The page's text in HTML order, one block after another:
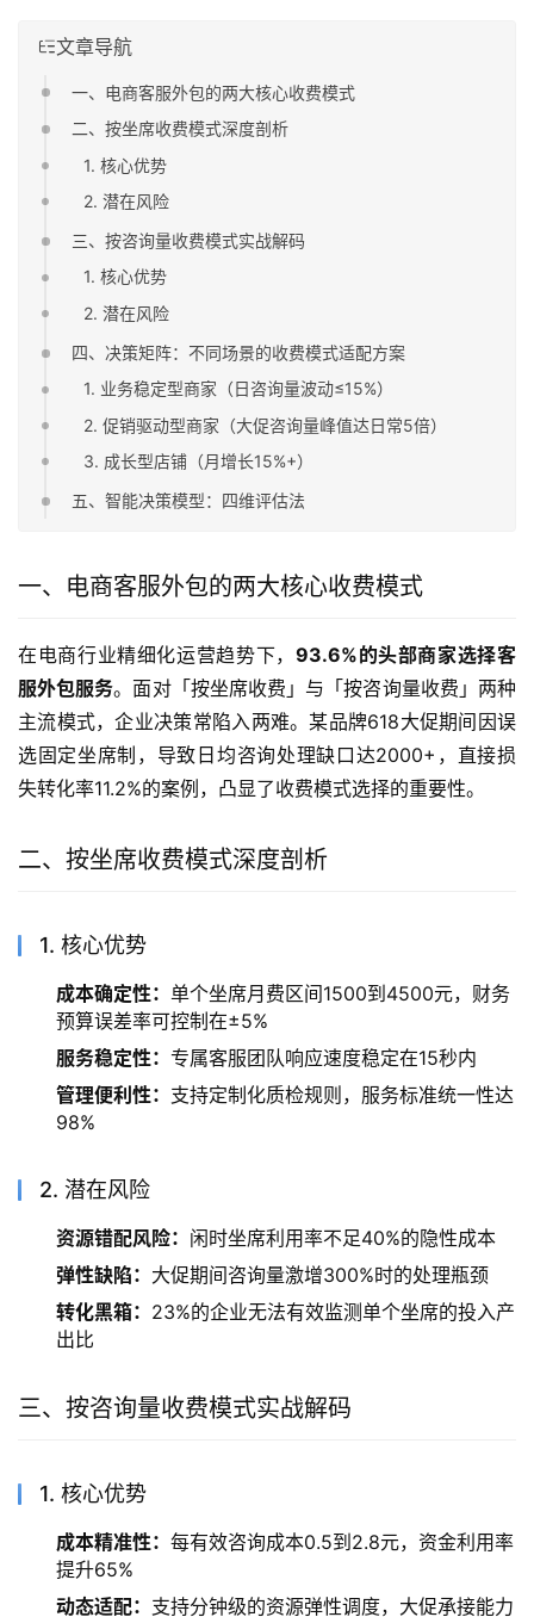
文章导航
一、电商客服外包的两大核心收费模式
二、按坐席收费模式深度剖析
1. 核心优势
2. 潜在风险
三、按咨询量收费模式实战解码
1. 核心优势
2. 潜在风险
四、决策矩阵：不同场景的收费模式适配方案
1. 业务稳定型商家（日咨询量波动≤15%）
2. 促销驱动型商家（大促咨询量峰值达日常5倍）
3. 成长型店铺（月增长15%+）
五、智能决策模型：四维评估法
一、电商客服外包的两大核心收费模式
在电商行业精细化运营趋势下， 93.6%的头部商家选择客
服外包服务。面对「按坐席收费」与「按咨询量收费」两种
主流模式，企业决策常陷入两难。某品牌618大促期间因误
选固定坐席制，导致日均咨询处理缺口达2000+，直接损
失转化率11.2%的案例，凸显了收费模式选择的重要性。
二、按坐席收费模式深度剖析
1. 核心优势
成本确定性： 单个坐席月费区间1500到4500元，财务
预算误差率可控制在±5%
服务稳定性： 专属客服团队响应速度稳定在15秒内
管理便利性： 支持定制化质检规则，服务标准统一性达
98%
2. 潜在风险
资源错配风险： 闲时坐席利用率不足40%的隐性成本
弹性缺陷： 大促期间咨询量激增300%时的处理瓶颈
转化黑箱： 23%的企业无法有效监测单个坐席的投入产
出比
三、按咨询量收费模式实战解码
1. 核心优势
成本精准性： 每有效咨询成本0.5到2.8元，资金利用率
提升65%
动态适配： 支持分钟级的资源弹性调度，大促承接能力